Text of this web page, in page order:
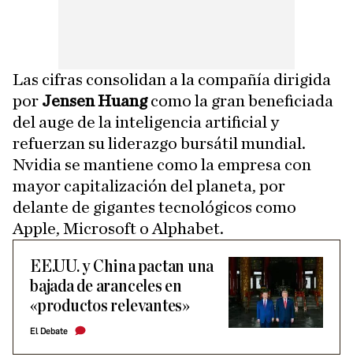
Las cifras consolidan a la compañía dirigida
por Jensen Huangcomo la gran beneficiada
del auge de la inteligencia artificial y
refuerzan su liderazgo bursátil mundial.
Nvidia se mantiene como la empresa con
mayor capitalización del planeta, por
delante de gigantes tecnológicos como
Apple, Microsoft o Alphabet.
EE.UU. y China pactan una
bajada de aranceles en
«productos relevantes»
El Debate